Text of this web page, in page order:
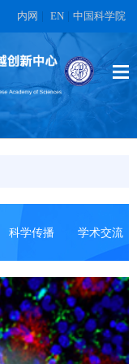
内网 EN 中国科学院
科学传播 学术交流